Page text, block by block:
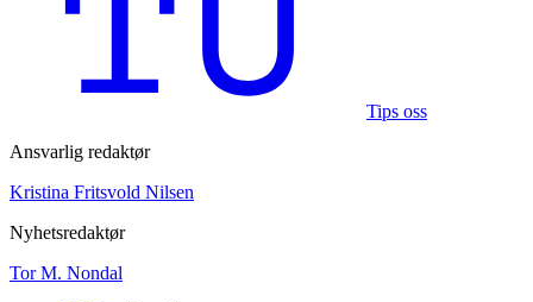
Tips oss
Ansvarlig redaktør
Kristina Fritsvold Nilsen
Nyhetsredaktør
Tor M. Nondal